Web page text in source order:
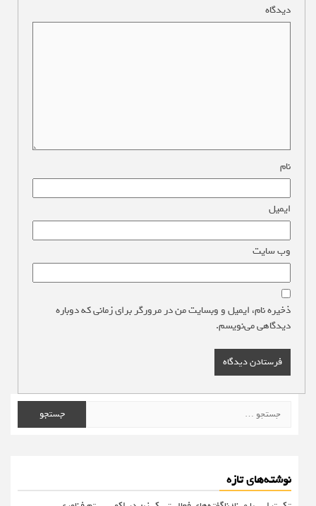
دیدگاه
نام
ایمیل
وب‌ سایت
ذخیره نام، ایمیل و وبسایت من در مرورگر برای زمانی که دوباره
دیدگاهی می‌نویسم.
برای:
نوشته‌های تازه